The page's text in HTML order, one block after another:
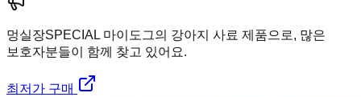
멍실장SPECIAL 마이도그의 강아지 사료 제품으로, 많은
보호자분들이 함께 찾고 있어요.
최저가 구매